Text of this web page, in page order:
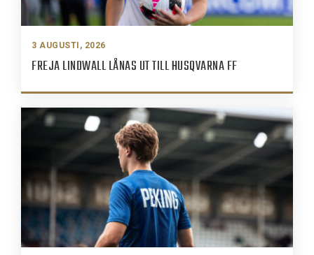
3 AUGUSTI, 2026
FREJA LINDWALL LÅNAS UT TILL HUSQVARNA FF